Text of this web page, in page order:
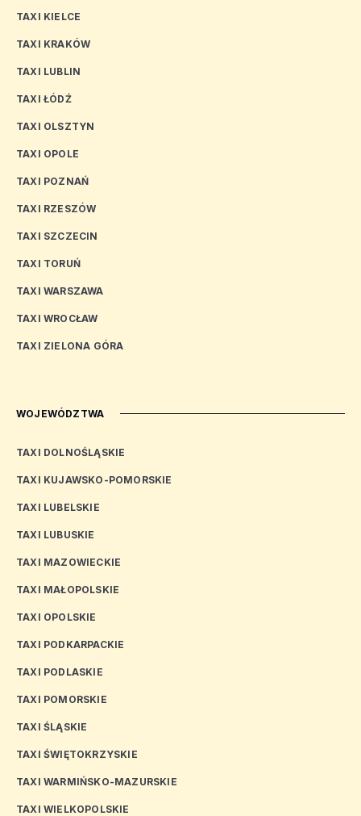
TAXI KIELCE
TAXI KRAKÓW
TAXI LUBLIN
TAXI ŁÓDŹ
TAXI OLSZTYN
TAXI OPOLE
TAXI POZNAŃ
TAXI RZESZÓW
TAXI SZCZECIN
TAXI TORUŃ
TAXI WARSZAWA
TAXI WROCŁAW
TAXI ZIELONA GÓRA
WOJEWÓDZTWA
TAXI DOLNOŚLĄSKIE
TAXI KUJAWSKO-POMORSKIE
TAXI LUBELSKIE
TAXI LUBUSKIE
TAXI MAZOWIECKIE
TAXI MAŁOPOLSKIE
TAXI OPOLSKIE
TAXI PODKARPACKIE
TAXI PODLASKIE
TAXI POMORSKIE
TAXI ŚLĄSKIE
TAXI ŚWIĘTOKRZYSKIE
TAXI WARMIŃSKO-MAZURSKIE
TAXI WIELKOPOLSKIE